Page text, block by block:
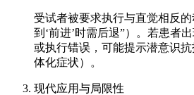
受试者被要求执行与直觉相反
到‘前进’时需后退”）。若患者
或执行错误，可能提示潜意识
体化症状）。
现代应用与局限性